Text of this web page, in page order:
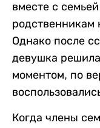
вместе с
родственникам
Однако после
девушка
моментом, по
Когда члены